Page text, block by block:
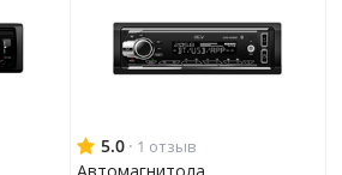
5.0 · 1 отзыв